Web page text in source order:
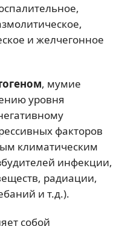
и желчегонное
, мумие
уровня
факторов
климатическим
инфекции,
радиации,
и т.д.).
собой